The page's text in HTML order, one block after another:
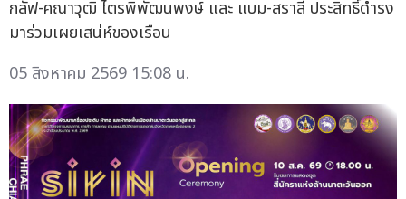
กลัฟ-คณาวุฒิ ไตรพิพัฒนพงษ์ และ แบม-สราลี ประสิทธิ์ดำรง
มาร่วมเผยเสน่ห์ของเรือน
05 สิงหาคม 2569 15:08 น.